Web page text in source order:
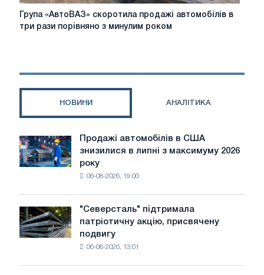
Група
«АвтоВАЗ»
в
з
роком
Група «АвтоВАЗ» скоротила продажі автомобілів в
три рази порівняно з минулим роком
НОВИНИ АНАЛІТИКА
Продажі
автомобілів
в
липні
з
максимуму
року
Продажі автомобілів в США
знизилися в липні з максимуму 2026
року
06-08-2026, 19:00
"Северсталь"
підтримала
патріотичну
"Северсталь" підтримала
патріотичну акцію, присвячену
подвигу
06-08-2026, 13:01